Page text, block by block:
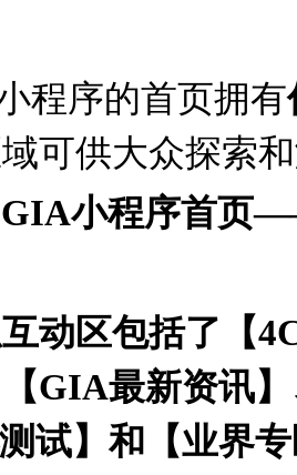
程序的首页拥有
可供大众探索
GIA小程序首页
动区包括了【
GIA最新资讯
试】和【业界